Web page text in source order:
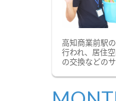
高知商業前駅
行われ、居住
の交換などの